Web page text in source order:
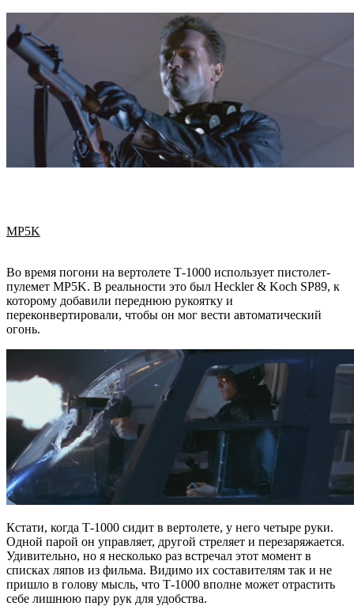
MP5K
Во время погони на вертолете Т-1000 использует пистолет-
пулемет MP5K. В реальности это был Heckler & Koch SP89, к
которому добавили переднюю рукоятку и
переконвертировали, чтобы он мог вести автоматический
огонь.
Кстати, когда Т-1000 сидит в вертолете, у него четыре руки.
Одной парой он управляет, другой стреляет и перезаряжается.
Удивительно, но я несколько раз встречал этот момент в
списках ляпов из фильма. Видимо их составителям так и не
пришло в голову мысль, что Т-1000 вполне может отрастить
себе лишнюю пару рук для удобства.